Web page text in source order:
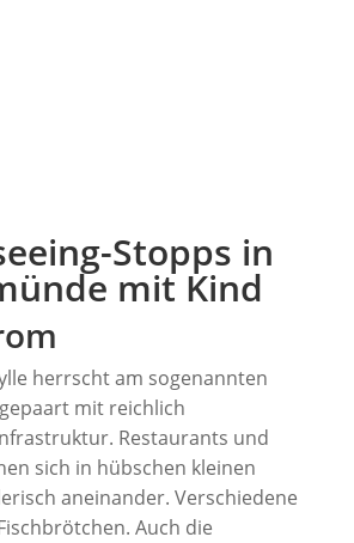
Stopps in
mit Kind
herrscht am sogenannten
mit reichlich
Restaurants und
sich in hübschen kleinen
aneinander. Verschiedene
Auch die